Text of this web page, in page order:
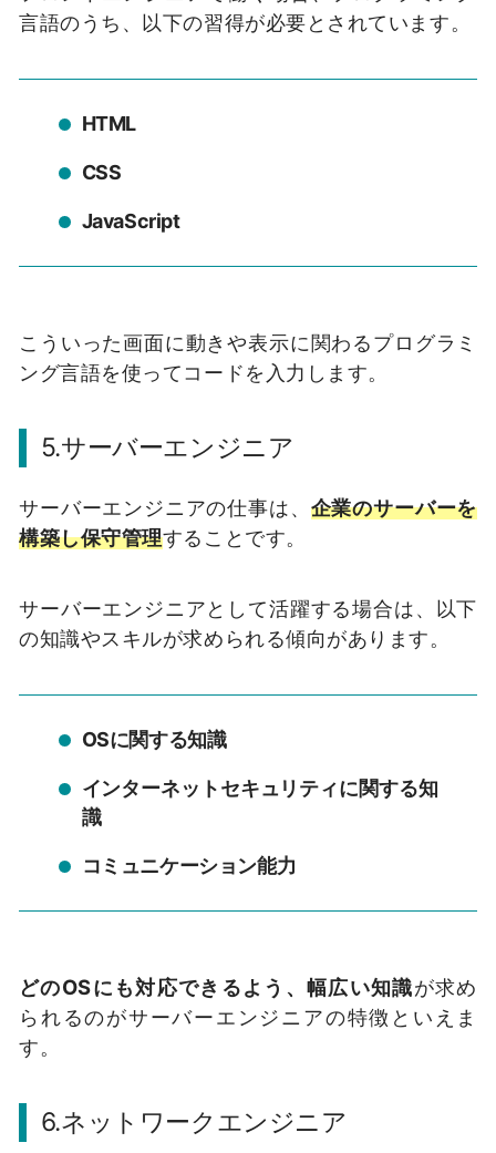
言語のうち、以下の習得が必要とされています。
HTML
CSS
JavaScript
こういった画面に動きや表示に関わるプログラミ
ング言語を使ってコードを入力します。
5.サーバーエンジニア
サーバーエンジニアの仕事は、 企業のサーバーを
構築し保守管理することです。
サーバーエンジニアとして活躍する場合は、以下
の知識やスキルが求められる傾向があります。
OSに関する知識
インターネットセキュリティに関する知
識
コミュニケーション能力
どのOSにも対応できるよう、幅広い知識が求め
られるのがサーバーエンジニアの特徴といえま
す。
6.ネットワークエンジニア